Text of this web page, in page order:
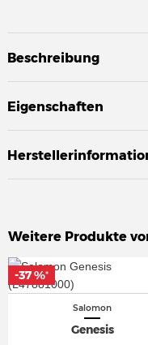
Beschreibung
Eigenschaften
Weitere Produkte
Salomon
Genesis
-37 %*
-37 %*